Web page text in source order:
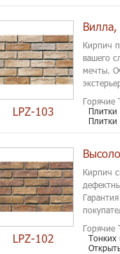
LPZ-103
Кирпич
вашего
мечты.
Горячие
Плитки
Плитки
LPZ-102
Кирпич
Горячие
Тонких